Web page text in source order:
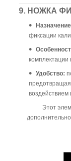
9. НОЖКА
фиксации
комплектации
Удобство:
воздействием
Этот